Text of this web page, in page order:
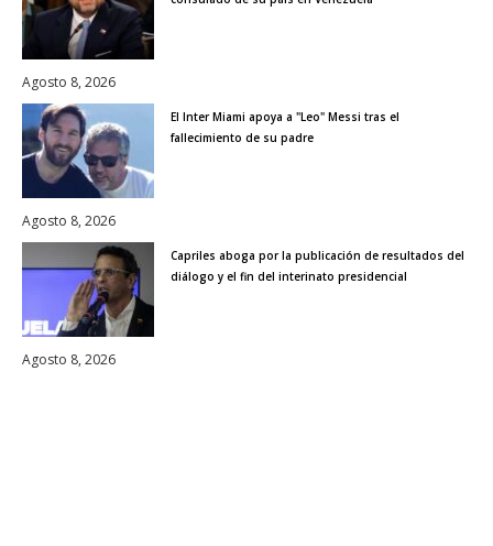
Agosto 8, 2026
El Inter Miami apoya a "Leo" Messi tras el
fallecimiento de su padre
Agosto 8, 2026
Capriles aboga por la publicación de resultados del
diálogo y el fin del interinato presidencial
Agosto 8, 2026